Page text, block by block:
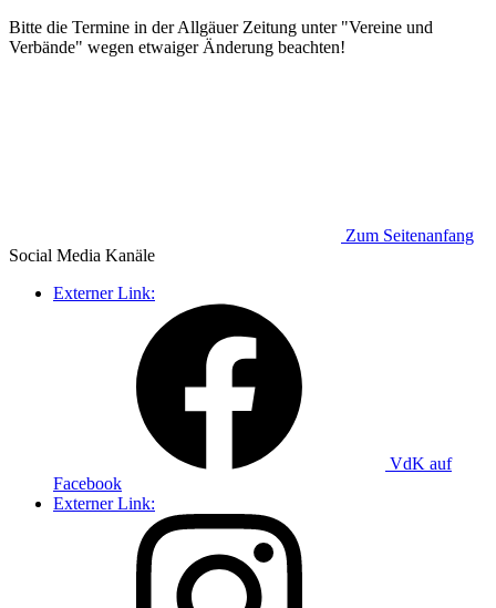
Bitte die Termine in der Allgäuer Zeitung unter "Vereine und
Verbände" wegen etwaiger Änderung beachten!
Zum Seitenanfang
Social Media Kanäle
Externer Link:
VdK auf
Facebook
Externer Link: